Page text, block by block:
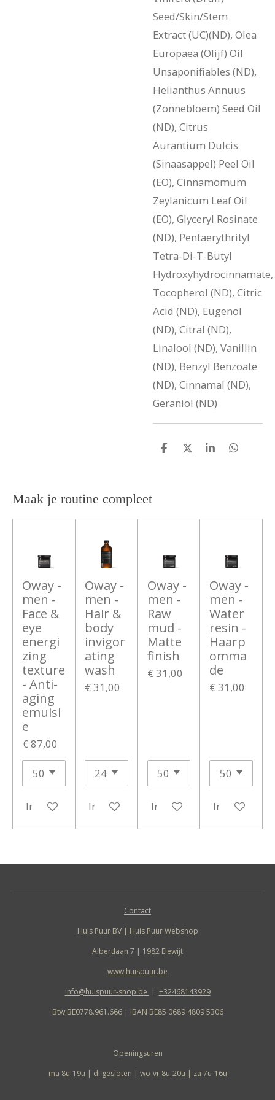
Seed/Skin/Stem
Extract (UC)(ND), Olea
Europaea (Olijf) Oil
Unsaponifiables (ND),
Helianthus Annuus
(Zonnebloem) Seed Oil
(ND), Citrus
Aurantium Dulcis
(Sinaasappel) Peel Oil
(EO), Cinnamomum
Zeylanicum Leaf Oil
(EO), Glyceryl Rosinate
(ND), Pentaerythrityl
Tetra-Di-T-Butyl
Hydroxyhydrocinnamate,
Tocopherol (ND), Citric
Acid (ND), Eugenol
(ND), Citral (ND),
Linalool (ND), Vanillin
(ND), Benzyl Benzoate
(ND), Cinnamal (ND),
Geraniol (ND)
D
D
S
D
Maak je routine compleet
Oway -
men -
Face &
eye
energi
zing
texture
- Anti-
aging
emulsi
e
€ 87,00
In winkelwagen
Oway -
men -
Hair &
body
invigor
ating
wash
€ 31,00
In winkelwagen
Oway -
men -
Raw
mud -
Matte
finish
€ 31,00
In winkelwagen
Oway -
men -
Water
resin -
Haarp
omma
de
€ 31,00
In
Contact
Huis Puur BV | Huis Puur Webshop
Albertlaan 7 | 1982 Elewijt
www.huispuur.be
info@huispuur-shop.be | +32468143929
Btw BE0778.961.666 | IBAN BE85 0689 4809 5306
Openingsuren
ma 8u-19u | di gesloten | wo-vr 8u-20u | za 7u-16u